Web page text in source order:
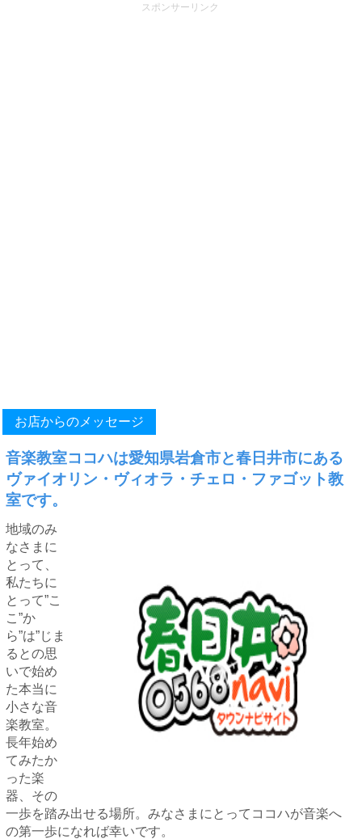
スポンサーリンク
お店からのメッセージ
音楽教室ココハは愛知県岩倉市と春日井市にある
ヴァイオリン・ヴィオラ・チェロ・ファゴット教
室です。
地域のみ
なさまに
とって、
私たちに
とって”こ
こ”か
ら”は”じま
るとの思
いで始め
た本当に
小さな音
楽教室。
長年始め
てみたか
った楽
器、その
一歩を踏み出せる場所。みなさまにとってココハが音楽へ
の第一歩になれば幸いです。